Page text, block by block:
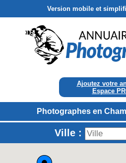
Version mobile et
Ajoutez votre
Espace
Photographes en
Ville :